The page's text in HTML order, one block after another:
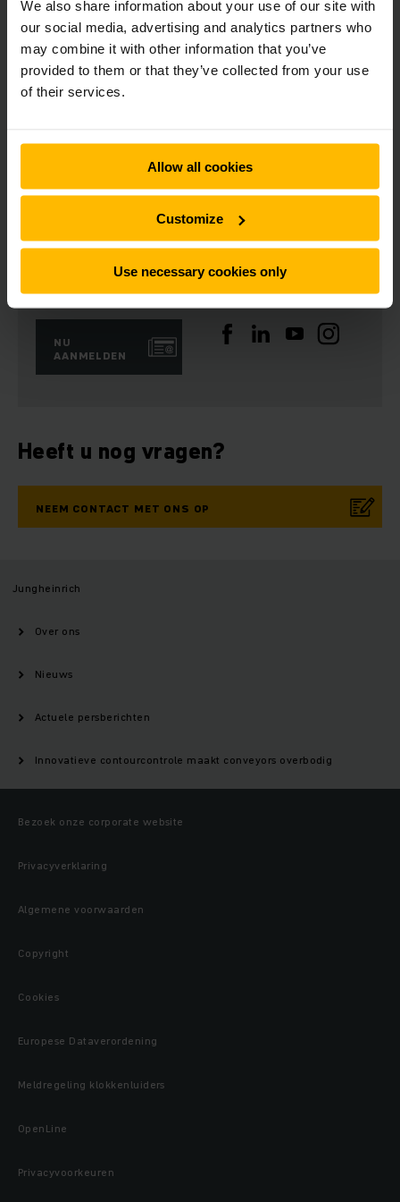
We also share information about your use of our site with
our social media, advertising and analytics partners who
may combine it with other information that you’ve
provided to them or that they’ve collected from your use
of their services.
Allow all cookies
Customize
Use necessary cookies only
Sensoren voorkomen dat manuele en automatische trucks
elkaar blokkeren bij ESM Ertl, waardoor het logistieke
systeem ook bij grote drukte efficiënt blijft functioneren.
Buitelaar: “In het geval van ESM Ertl zorgen stroomgeleiders
ervoor dat de gerobotiseerde trucks onbeperkt inzetbaar
zijn, 24 uur per dag. Daardoor is het logistieke centrum nu in
Nieuwsbrief
NU
AANMELDEN
Social media
Heeft u nog vragen?
NEEM CONTACT MET ONS OP
Jungheinrich
Over ons
Nieuws
Actuele persberichten
Innovatieve contourcontrole maakt conveyors overbodig
Bezoek onze corporate website
Privacyverklaring
Algemene voorwaarden
Copyright
Cookies
Europese Dataverordening
Meldregeling klokkenluiders
OpenLine
Privacyvoorkeuren